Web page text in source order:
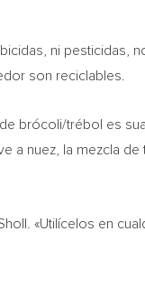
ni pesticidas,
son reciclables.
brócoli/trébol es
a nuez, la mezcla
«Utilícelos en